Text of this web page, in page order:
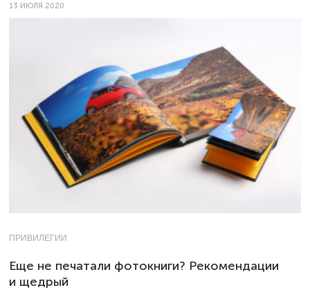
13 ИЮЛЯ 2020
ПРИВИЛЕГИИ
Еще не печатали фотокниги? Рекомендации
и щедрый